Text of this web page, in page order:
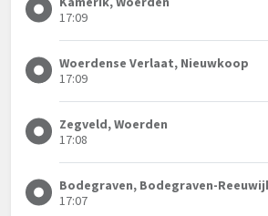
17:09
Woerdense Verlaat, Nieuwkoop
17:09
Zegveld, Woerden
17:08
Bodegraven, Bodegraven-
17:07